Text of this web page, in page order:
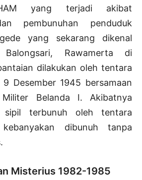
yang terjadi akibat
pembunuhan penduduk
yang sekarang dikenal
Rawamerta di
dilakukan oleh tentara
Desember 1945 bersamaan
Belanda I. Akibatnya
sipil terbunuh oleh tentara
dibunuh tanpa
Misterius 1982-1985